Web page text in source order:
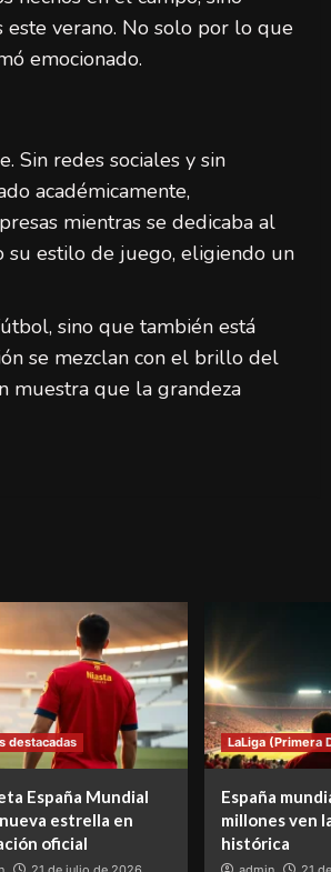
verano. No solo por lo que
emocionado.
Sin redes sociales y sin
académicamente,
mientras se dedicaba al
su estilo de juego, eligiendo un
sino que también está
se mezclan con el brillo del
muestra que la grandeza
destacadas
España Mundial
estrella en
oficial
LaLiga (Primera
España
millones ven
histórica